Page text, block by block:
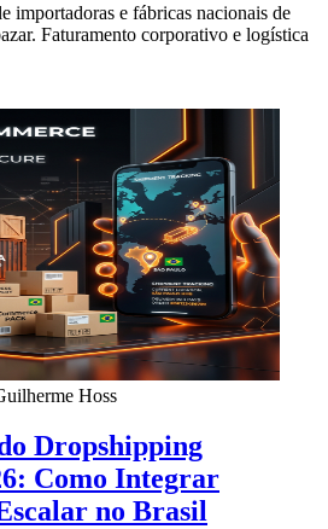
importadoras e fábricas nacionais de
Faturamento corporativo e logística
Hoss
Dropshipping
Como Integrar
no Brasil